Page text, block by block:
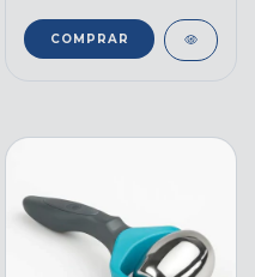
COMPRAR